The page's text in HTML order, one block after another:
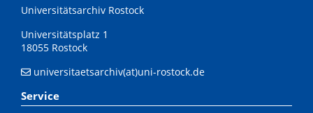
Universitätsarchiv Rostock
Universitätsplatz 1
18055 Rostock
universitaetsarchiv(at)uni-rostock.de
Service